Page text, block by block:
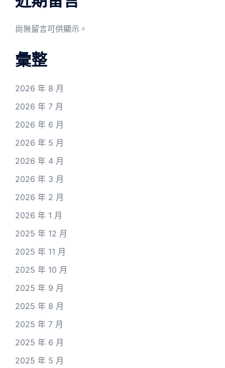
尚無留言可供顯示。
彙整
2026 年 8 月
2026 年 7 月
2026 年 6 月
2026 年 5 月
2026 年 4 月
2026 年 3 月
2026 年 2 月
2026 年 1 月
2025 年 12 月
2025 年 11 月
2025 年 10 月
2025 年 9 月
2025 年 8 月
2025 年 7 月
2025 年 6 月
2025 年 5 月